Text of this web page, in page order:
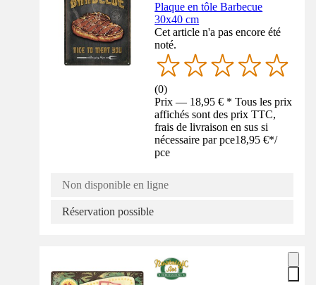
Plaque en tôle Barbecue
30x40 cm
Cet article n'a pas encore été
noté.
(0)
Prix — 18,95 € * Tous les prix
affichés sont des prix TTC,
frais de livraison en sus si
nécessaire par pce18,95 €*/
pce
Non disponible en ligne
Réservation possible